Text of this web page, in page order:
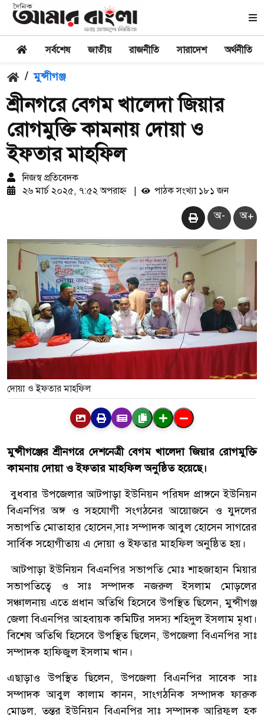
সর্বশেষ জাতীয় রাজনীতি সারাদেশ অর্থনীতি
/ মুন্সীগঞ্জ
শ্রীনগরে বেগম খালেদা জিয়ার
রোগমুক্তি কামনায় দোয়া ও
ইফতার মাহফিল
নিজস্ব প্রতিবেদক
২৬ মার্চ ২০২৫, ৭:৫২ অপরাহ্ন
পাঠক সংখ্যা ১৮১ জন
অ- অ+
দোয়া ও ইফতার মাহফিল
মুন্সীগঞ্জের শ্রীনগরে দেশনেত্রী বেগম খালেদা জিয়ার রোগমুক্তি
কামনায় দোয়া ও ইফতার মাহফিল অনুষ্ঠিত হয়েছে।
বুধবার উপজেলার আটপাড়া ইউনিয়ন পরিষদ প্রাঙ্গনে ইউনিয়ন
বিএনপির অঙ্গ ও সহযোগী সংগঠনের আয়োজনে ও যুদলের
সভাপতি মোতাহার হোসেন,সাঃ সম্পাদক আবুল হোসেন সাগরের
সার্বিক সহোগীতায় এ দোয়া ও ইফতার মাহফিল অনুষ্ঠিত হয়।
আটপাড়া ইউনিয়ন বিএনপির সভাপতি মোঃ শাহজাহান মিয়ার
সভাপতিত্বে ও সাঃ সম্পাদক নজরুল ইসলাম মোড়লের
সঞ্চালনায় এতে প্রধান অতিথি হিসেবে উপস্থিত ছিলেন, মুন্সীগঞ্জ
জেলা বিএনপির আহবায়ক কমিটির সদস্য শহিদুল ইসলাম মৃধা।
বিশেষ অতিথি হিসেবে উপস্থিত ছিলেন, উপজেলা বিএনপির সাঃ
সম্পাদক হাফিজুল ইসলাম খান।
এছাড়াও উপস্থিত ছিলেন, উপজেলা বিএনপির সাবেক সাঃ
সম্পাদক আবুল কালাম কানন, সাংগঠনিক সম্পাদক ফারুক
মোড়ল, তন্তর ইউনিয়ন বিএনপির সাঃ সম্পাদক আরিফুল হক